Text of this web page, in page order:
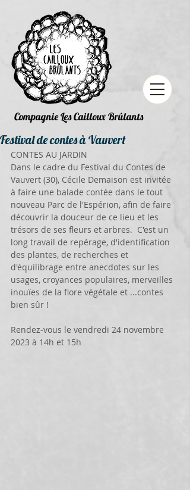
Compagnie Les Cailloux Brûlants
Festival de contes à Vauvert
CONTES AU JARDIN
Dans le cadre du Festival du Contes de
Vauvert (30), Cécile Demaison est invitée
à faire une balade contée dans le tout
nouveau Parc de l'Espérion, afin de faire
découvrir la douceur de ce lieu et les
trésors de ses fleurs et arbres.  C'est un
long travail de repérage, d'identification
des plantes, de recherches et
d'équilibrage entre anecdotes sur les
usages, croyances populaires, merveilles
inouïes de la flore végétale et ...contes
bien sûr !
Rendez-vous le vendredi 24 novembre
2023 à 14h et 15h